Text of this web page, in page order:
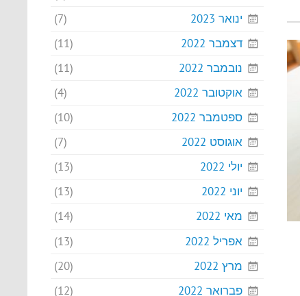
ינואר 2023
(7)
דצמבר 2022
(11)
נובמבר 2022
(11)
אוקטובר 2022
(4)
ספטמבר 2022
(10)
אוגוסט 2022
(7)
יולי 2022
(13)
יוני 2022
(13)
מאי 2022
(14)
אפריל 2022
(13)
מרץ 2022
(20)
פברואר 2022
(12)